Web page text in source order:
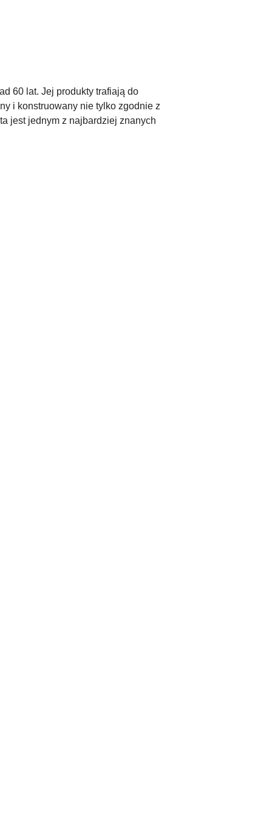
60 lat. Jej produkty trafiają do
i konstruowany nie tylko zgodnie z
jest jednym z najbardziej znanych